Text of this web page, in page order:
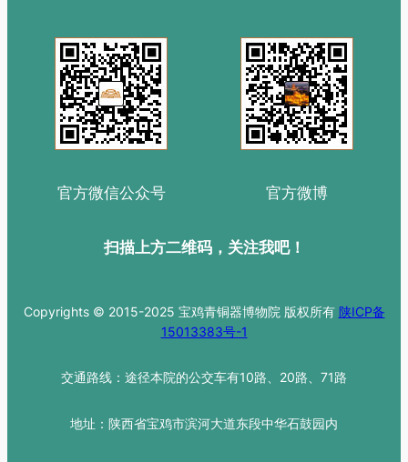
官方微信公众号 官方微博
扫描上方二维码，关注我吧！
Copyrights © 2015-2025 宝鸡青铜器博物院 版权所有 陕ICP备
15013383号-1
交通路线：途径本院的公交车有10路、20路、71路
地址：陕西省宝鸡市滨河大道东段中华石鼓园内